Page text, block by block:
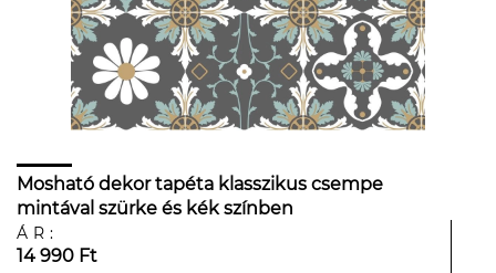
Mosható dekor tapéta klasszikus csempe
mintával szürke és kék színben
ÁR:
14 990 Ft